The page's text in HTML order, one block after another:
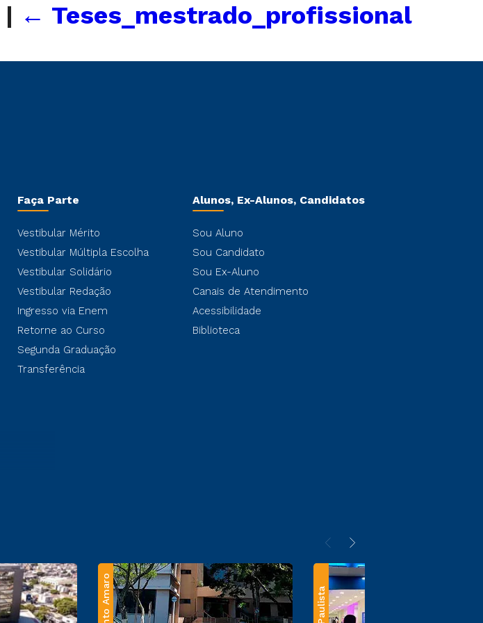
| ← Teses_mestrado_profissional
Faça Parte
Vestibular Mérito
Vestibular Múltipla Escolha
Vestibular Solidário
Vestibular Redação
Ingresso via Enem
Retorne ao Curso
Segunda Graduação
Transferência
Alunos, Ex-Alunos, Candidatos
Sou Aluno
Sou Candidato
Sou Ex-Aluno
Canais de Atendimento
Acessibilidade
Biblioteca
Santo Amaro Paulista